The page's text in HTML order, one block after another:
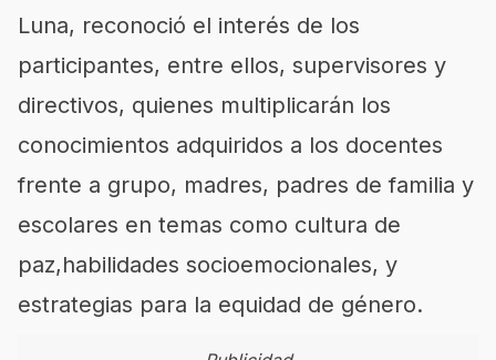
Luna, reconoció el interés de los
participantes, entre ellos, supervisores y
directivos, quienes multiplicarán los
conocimientos adquiridos a los docentes
frente a grupo, madres, padres de familia y
escolares en temas como cultura de
paz,habilidades socioemocionales, y
estrategias para la equidad de género.